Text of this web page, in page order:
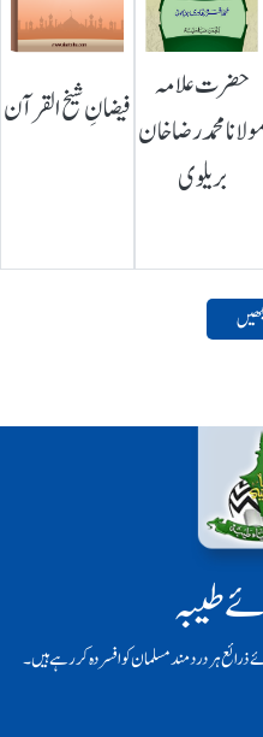
حضرت علامہ
محمد رضا خان
بریلوی
فیضانِ شیخ القرآن
طیبہ
ہر دردمند مسلمان کو افسردہ کر رہے ہیں۔